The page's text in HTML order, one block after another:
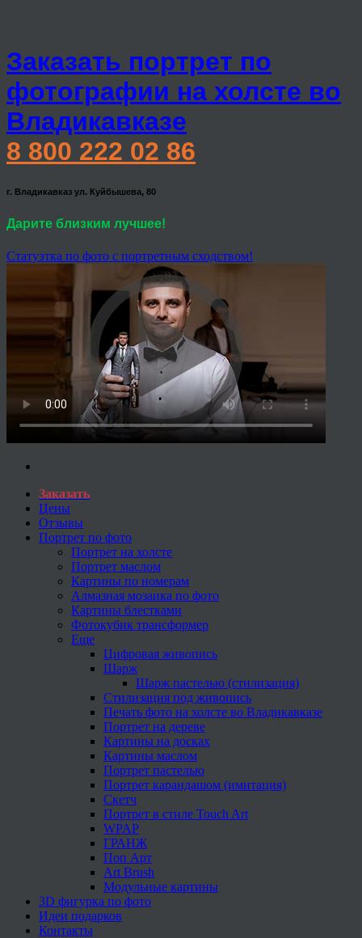
Заказать портрет по
фотографии на холсте во
Владикавказе
8 800 222 02 86
г. Владикавказ ул. Куйбышева, 80
Дарите близким лучшее!
Статуэтка по фото с портретным сходством!
Заказать
Цены
Отзывы
Портрет по фото
Портрет на холсте
Портрет маслом
Картины по номерам
Алмазная мозаика по фото
Картины блестками
Фотокубик трансформер
Еще
Цифровая живопись
Шарж
Шарж пастелью (стилизация)
Стилизация под живопись
Печать фото на холсте во Владикавказе
Портрет на дереве
Картины на досках
Картины маслом
Портрет пастелью
Портрет карандашом (имитация)
Скетч
Портрет в стиле Touch Art
WPAP
ГРАНЖ
Поп Арт
Art Brush
Модульные картины
3D фигурка по фото
Идеи подарков
Контакты